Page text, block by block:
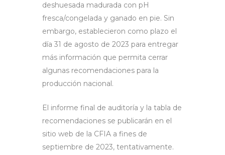
deshuesada madurada con pH
fresca/congelada y ganado en pie. Sin
embargo, establecieron como plazo el
día 31 de agosto de 2023 para entregar
más información que permita cerrar
algunas recomendaciones para la
producción nacional.
El informe final de auditoría y la tabla de
recomendaciones se publicarán en el
sitio web de la CFIA a fines de
septiembre de 2023, tentativamente.